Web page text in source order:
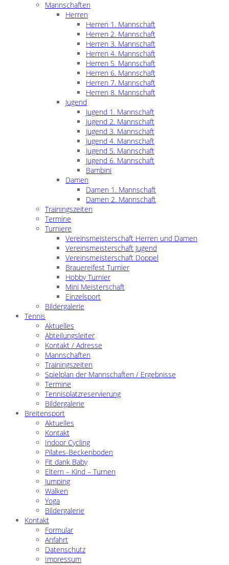
Mannschaften
Herren
Herren 1. Mannschaft
Herren 2. Mannschaft
Herren 3. Mannschaft
Herren 4. Mannschaft
Herren 5. Mannschaft
Herren 6. Mannschaft
Herren 7. Mannschaft
Herren 8. Mannschaft
Jugend
Jugend 1. Mannschaft
Jugend 2. Mannschaft
Jugend 3. Mannschaft
Jugend 4. Mannschaft
Jugend 5. Mannschaft
Jugend 6. Mannschaft
Bambini
Damen
Damen 1. Mannschaft
Damen 2. Mannschaft
Trainingszeiten
Termine
Turniere
Vereinsmeisterschaft Herren und Damen
Vereinsmeisterschaft Jugend
Vereinsmeisterschaft Doppel
Brauereifest Turnier
Hobby Turnier
Mini Meisterschaft
Einzelsport
Bildergalerie
Tennis
Aktuelles
Abteilungsleiter
Kontakt / Adresse
Mannschaften
Trainingszeiten
Spielplan der Mannschaften / Ergebnisse
Termine
Tennisplatzreservierung
Bildergalerie
Breitensport
Aktuelles
Kontakt
Indoor Cycling
Pilates-Beckenboden
Fit dank Baby
Eltern – Kind – Turnen
Jumping
Walken
Yoga
Bildergalerie
Kontakt
Formular
Anfahrt
Datenschutz
Impressum